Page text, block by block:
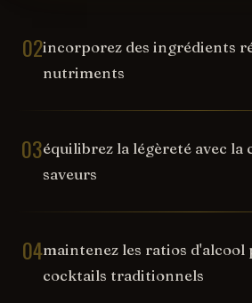
02incorporez des ingrédients
nutriments
03équilibrez la légèreté avec la
saveurs
04maintenez les ratios d'alcool
cocktails traditionnels